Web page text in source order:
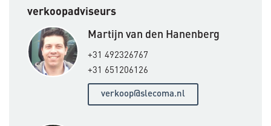
verkoopadviseurs
Martijn van den Hanenberg
+31 492326767
+31 651206126
verkoop@slecoma.nl